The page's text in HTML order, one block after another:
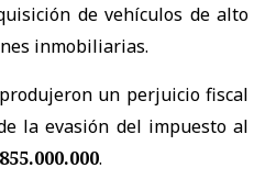
de vehículos de alto
inmobiliarias.
un perjuicio fiscal
la evasión del impuesto al
.